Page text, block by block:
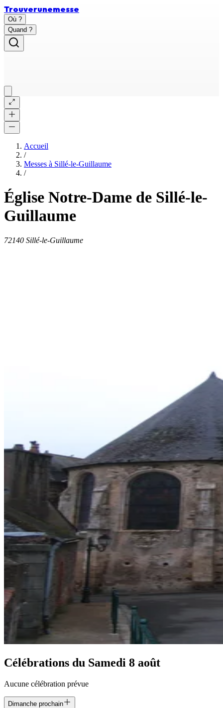
Trouverunemesse
Où ?
Quand ?
Accueil
/
Messes à Sillé-le-Guillaume
/
Église Notre-Dame de Sillé-le-
Guillaume
72140 Sillé-le-Guillaume
Célébrations du Samedi 8 août
Aucune célébration prévue
Dimanche prochain